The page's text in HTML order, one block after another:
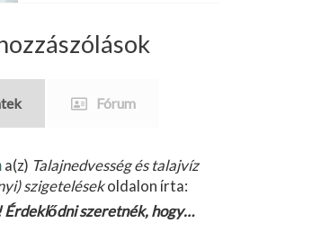
Fórum
a(z) Talajnedvesség és talajvíz
szigetelésekoldalon írta:
Érdeklődni szeretnék, hogy…